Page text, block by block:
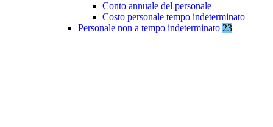
Conto annuale del personale
Costo personale tempo indeterminato
Personale non a tempo indeterminato 23